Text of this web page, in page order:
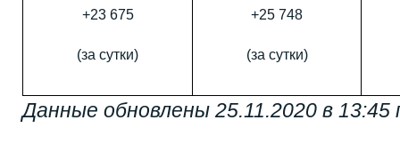
+23 675
(за сутки)
+25 748
(за сутки)
Данные обновлены 25.11.2020 в 13:45